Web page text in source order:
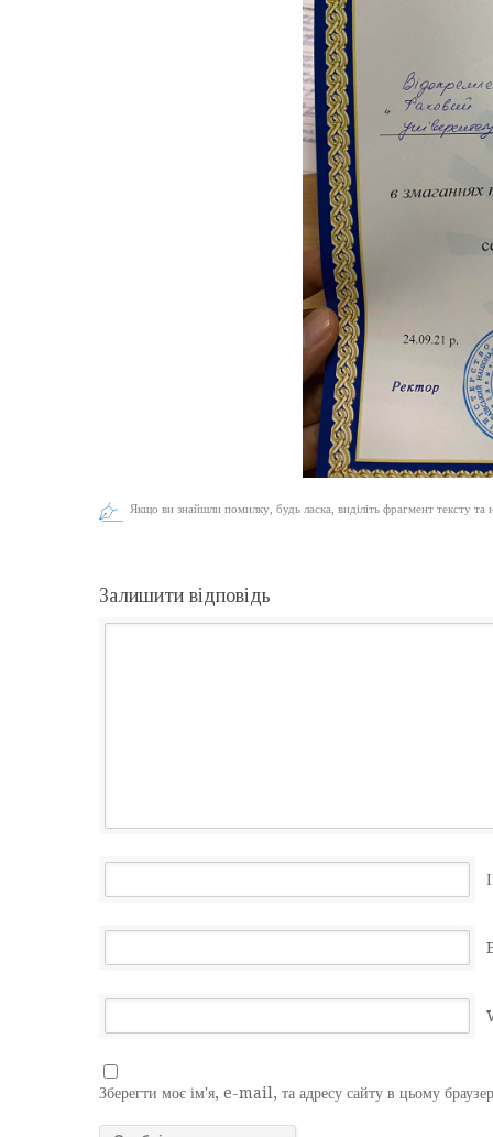
Якщо ви знайшли помилку, будь ласка, виділіть фрагмент тексту та
Залишити відповідь
Зберегти моє ім'я, e-mail, та адресу сайту в цьому